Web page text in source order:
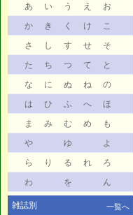
あ い う え
お
か
き く け
こ
さ
し す せ
そ
た
ち つ て
と
な
に ぬ ね
の
は
ひ ふ へ
ほ
ま
み む め
も
や
ゆ
よ
ら
り る れ
ろ
わ
を ん
雑誌別 一覧へ